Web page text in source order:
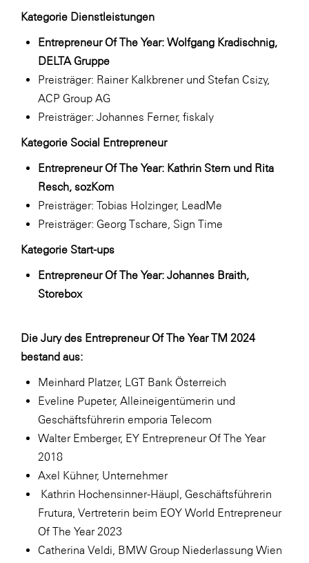
Kategorie Dienstleistungen
Entrepreneur Of The Year: Wolfgang Kradischnig,
DELTA Gruppe
Preisträger: Rainer Kalkbrener und Stefan Csizy,
ACP Group AG
Preisträger: Johannes Ferner, fiskaly
Kategorie Social Entrepreneur
Entrepreneur Of The Year: Kathrin Stern und Rita
Resch, sozKom
Preisträger: Tobias Holzinger, LeadMe
Preisträger: Georg Tschare, Sign Time
Kategorie Start-ups
Entrepreneur Of The Year: Johannes Braith,
Storebox
Die Jury des Entrepreneur Of The Year TM 2024
bestand aus:
Meinhard Platzer, LGT Bank Österreich
Eveline Pupeter, Alleineigentümerin und
Geschäftsführerin emporia Telecom
Walter Emberger, EY Entrepreneur Of The Year
2018
Axel Kühner, Unternehmer
Kathrin Hochensinner-Häupl, Geschäftsführerin
Frutura, Vertreterin beim EOY World Entrepreneur
Of The Year 2023
Catherina Veldi, BMW Group Niederlassung Wien